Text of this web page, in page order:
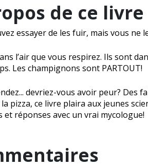
de ce livre
essayer de les fuir, mais vous ne
l’air que vous respirez. Ils sont
Les champignons sont PARTOUT!
devriez-vous avoir peur? Des
pizza, ce livre plaira aux jeunes
et réponses avec un vrai mycologue!